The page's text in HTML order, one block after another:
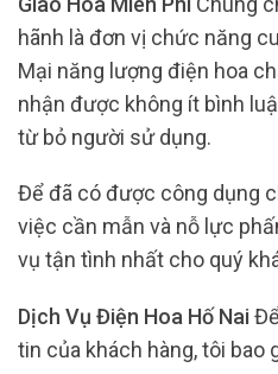
hãnh là đơn vị chức năng
Mại năng lượng điện hoa
nhận được không ít bình
từ bỏ người sử dụng.
Để đã có được công dụng
việc cần mẫn và nỗ lực
vụ tận tình nhất cho quý
Dịch Vụ Điện Hoa Hố Nai
tin của khách hàng, tôi